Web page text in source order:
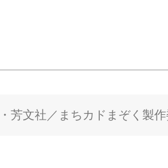
芳文社／まちカドまぞく製